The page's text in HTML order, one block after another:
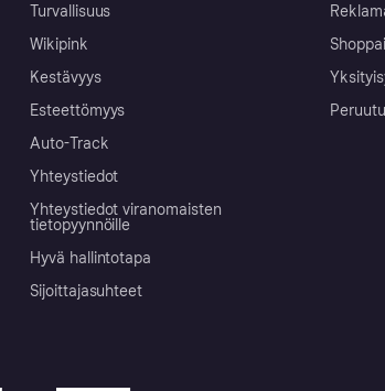
Turvallisuus
Wikipink
Kestävyys
Esteettömyys
Auto-Track
Yhteystiedot
Yhteystiedot viranomaisten
tietopyynnöille
Hyvä hallintotapa
Sijoittajasuhteet